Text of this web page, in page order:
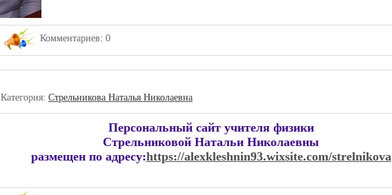
Комментариев: 0
Категория: Стрельникова Наталья Николаевна
Персональный сайт учителя физики
Стрельниковой Натальи Николаевны
размещен по адресу:https://alexkleshnin93.wixsite.com/strelnikova